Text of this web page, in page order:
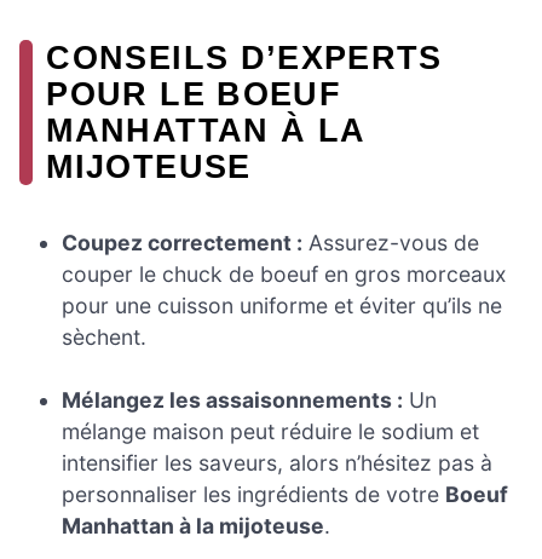
CONSEILS D’EXPERTS
POUR LE BOEUF
MANHATTAN À LA
MIJOTEUSE
Coupez correctement : Assurez-vous de
couper le chuck de boeuf en gros morceaux
pour une cuisson uniforme et éviter qu’ils ne
sèchent.
Mélangez les assaisonnements : Un
mélange maison peut réduire le sodium et
intensifier les saveurs, alors n’hésitez pas à
personnaliser les ingrédients de votre Boeuf
Manhattan à la mijoteuse.